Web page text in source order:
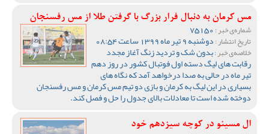
مس کرمان به دنبال فرار بزرگ با گرفتن طلا از مس رفسنجان
شماره‌ی خبر :
تاریخ انتشار :دوشنبه 9 تیر ماه 1399 ساعت 08:54
خلاصه‌ی خبر :بدون شک و تردید زنگ آغاز مجدد
رقابت های لیگ دسته اول فوتبال کشور در روز دهم
تیر ماه در حالی به صدا درخواهد آمد که نگاه های
بسیاری در این لیگ به کرمان و بازی دو تیم مس کرمان و مس رفسنجان
دوخته شده است تا معادلات بالای جدول را حل و فصل کند.
ال مسینو در کوچه سیزدهم خود